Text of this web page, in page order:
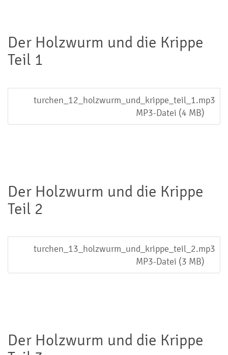
Der Holzwurm und die Krippe
Teil 1
turchen_12_holzwurm_und_krippe_teil_1.mp3
MP3-Datei (4 MB)
Der Holzwurm und die Krippe
Teil 2
turchen_13_holzwurm_und_krippe_teil_2.mp3
MP3-Datei (3 MB)
Der Holzwurm und die Krippe